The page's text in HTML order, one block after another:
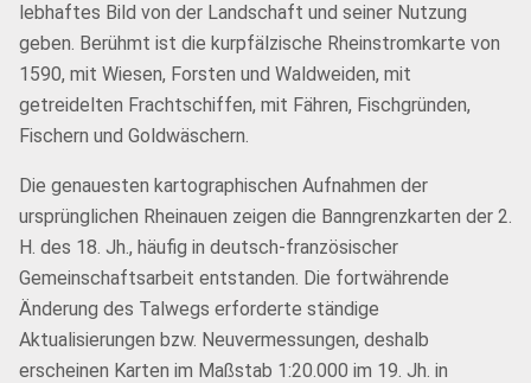
lebhaftes Bild von der Landschaft und seiner Nutzung
geben. Berühmt ist die kurpfälzische Rheinstromkarte von
1590, mit Wiesen, Forsten und Waldweiden, mit
getreidelten Frachtschiffen, mit Fähren, Fischgründen,
Fischern und Goldwäschern.
Die genauesten kartographischen Aufnahmen der
ursprünglichen Rheinauen zeigen die Banngrenzkarten der 2.
H. des 18. Jh., häufig in deutsch-französischer
Gemeinschaftsarbeit entstanden. Die fortwährende
Änderung des Talwegs erforderte ständige
Aktualisierungen bzw. Neuvermessungen, deshalb
erscheinen Karten im Maßstab 1:20.000 im 19. Jh. in